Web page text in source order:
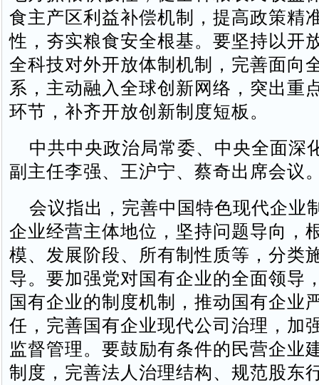
食主产区利益补偿机制，提高政策精
性，夯实粮食安全根基。要坚持以开
全科技对外开放体制机制，完善面向
系，主动融入全球创新网络，突出重
环节，补齐开放创新制度短板。
中共中央政治局常委、中央全面深
副主任李强、王沪宁、蔡奇出席会议
会议指出，完善中国特色现代企业
企业经营主体地位，坚持问题导向，
模、发展阶段、所有制性质等，分类
导。要加强党对国有企业的全面领导
国有企业的制度机制，推动国有企业
任，完善国有企业现代公司治理，加
监督管理。要鼓励有条件的民营企业
制度，完善法人治理结构、规范股东